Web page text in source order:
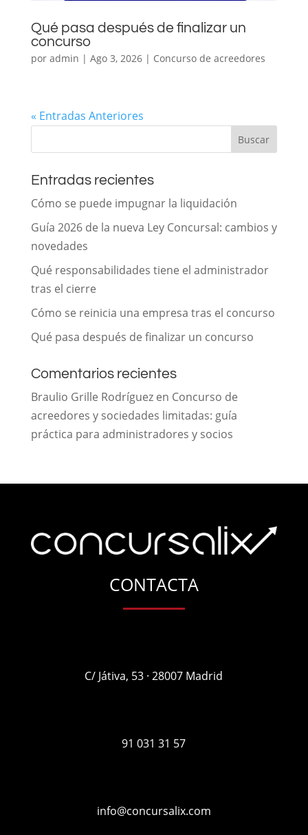
Qué pasa después de finalizar un
concurso
por admin | Ago 3, 2026| Concurso de acreedores
« Entradas Anteriores
Buscar
Entradas recientes
Cómo se puede impugnar la liquidación
Guía 2026 de la nueva Ley Concursal: cambios y
novedades
Qué responsabilidades tiene el administrador
tras el cierre
Cómo se reinicia una empresa tras el concurso
Qué pasa después de finalizar un concurso
Comentarios recientes
Braulio Grille Rodríguezen Concurso de
acreedores y sociedades limitadas: guía
práctica para administradores y socios
CONTACTA
C/ Játiva, 53 · 28007 Madrid
91 031 31 57
info@concursalix.com